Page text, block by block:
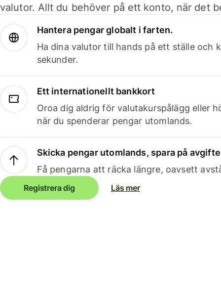
valutor. Allt du behöver på ett konto, när det
Hantera pengar globalt i farten.
Ha dina valutor till hands på ett ställe och
sekunder.
Ett internationellt bankkort
Oroa dig aldrig för valutakurspålägg eller
när du spenderar pengar utomlands.
Skicka pengar utomlands, spara på
Få pengarna att räcka längre, oavsett
Registrera dig Läs mer